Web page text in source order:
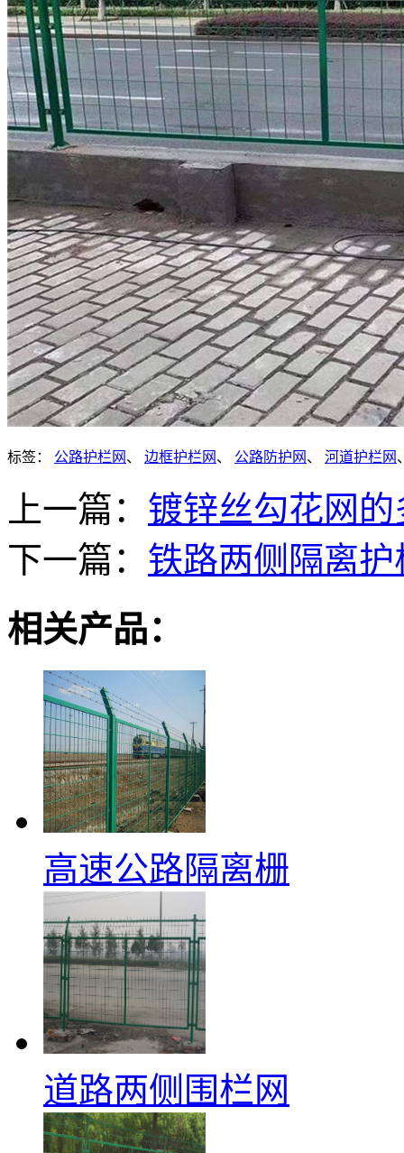
标签： 公路护栏网 、 边框护栏网 、 公路防护网 、 河道护栏网
上一篇： 镀锌丝勾花网
下一篇： 铁路两侧隔离
相关产品：
高速公路隔离栅
道路两侧围栏网